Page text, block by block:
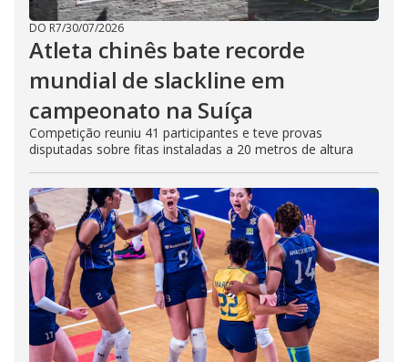
DO R7/30/07/2026
Atleta chinês bate recorde
mundial de slackline em
campeonato na Suíça
Competição reuniu 41 participantes e teve provas
disputadas sobre fitas instaladas a 20 metros de altura